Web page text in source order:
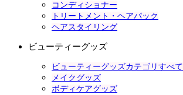
コンディショナー
トリートメント・ヘアパック
ヘアスタイリング
ビューティーグッズ
ビューティーグッズカテゴリすべて
メイクグッズ
ボディケアグッズ